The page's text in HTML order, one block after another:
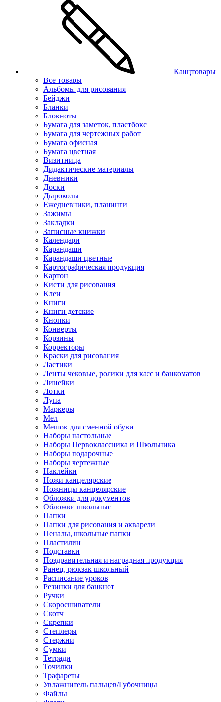
Канцтовары
Все товары
Альбомы для рисования
Бейджи
Бланки
Блокноты
Бумага для заметок, пластбокс
Бумага для чертежных работ
Бумага офисная
Бумага цветная
Визитница
Дидактические материалы
Дневники
Доски
Дыроколы
Ежедневники, планинги
Зажимы
Закладки
Записные книжки
Календари
Карандаши
Карандаши цветные
Картографическая продукция
Картон
Кисти для рисования
Клеи
Книги
Книги детские
Кнопки
Конверты
Корзины
Корректоры
Краски для рисования
Ластики
Ленты чековые, ролики для касс и банкоматов
Линейки
Лотки
Лупа
Маркеры
Мел
Мешок для сменной обуви
Наборы настольные
Наборы Первоклассника и Школьника
Наборы подарочные
Наборы чертежные
Наклейки
Ножи канцелярские
Ножницы канцелярские
Обложки для документов
Обложки школьные
Папки
Папки для рисования и акварели
Пеналы, школьные папки
Пластилин
Подставки
Поздравительная и наградная продукция
Ранец, рюкзак школьный
Расписание уроков
Резинки для банкнот
Ручки
Скоросшиватели
Скотч
Скрепки
Степлеры
Стержни
Сумки
Тетради
Точилки
Трафареты
Увлажнитель пальцев/Губочницы
Файлы